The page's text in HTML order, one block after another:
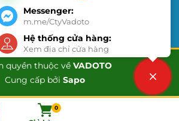
quyền thuộc về VADOTO
Cung cấp bởi Sapo
0
Messenger:
m.me/CtyVadoto
Hệ thống cửa hàng:
Xem địa chỉ cửa hàng
Liên hệ